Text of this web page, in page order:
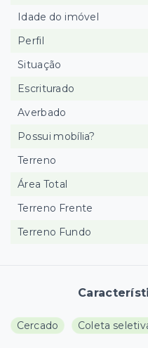
Cercado Coleta
Idade do imóvel
Perfil
Situação
Escriturado
Averbado
Possui mobília?
Terreno
Área Total
Terreno Frente
Terreno Fundo